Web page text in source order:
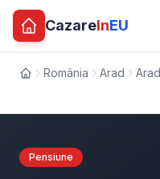
CazareInEU
AcasăRomânia Arad Arad
Pensiune